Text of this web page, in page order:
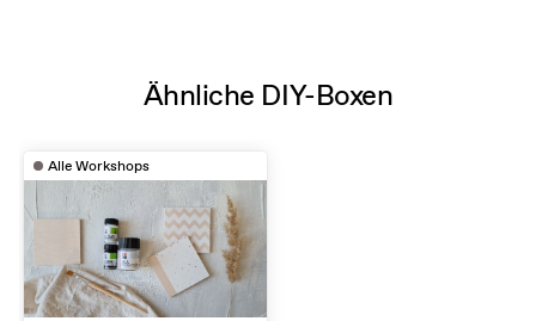
Ähnliche DIY-Boxen
Alle Workshops